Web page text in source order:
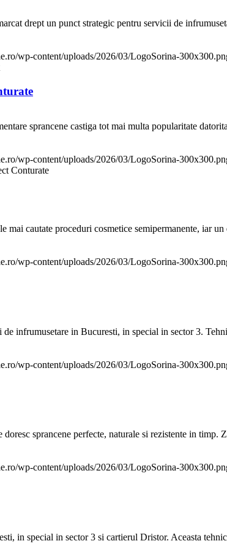
drept un punct strategic pentru servicii de
wp-content/uploads/2026/03/LogoSorina-
sprancene castiga tot mai multa popularitate
wp-content/uploads/2026/03/LogoSorina-
Conturate
cautate proceduri cosmetice semipermanente, iar un
wp-content/uploads/2026/03/LogoSorina-
infrumusetare in Bucuresti, in special in sector 3.
wp-content/uploads/2026/03/LogoSorina-
sprancene perfecte, naturale si rezistente in timp.
wp-content/uploads/2026/03/LogoSorina-
in special in sector 3 si cartierul Dristor. Aceasta